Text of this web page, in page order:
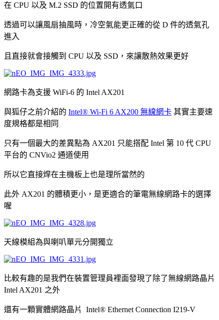
在 CPU 以及 M.2 SSD 的位置開有透氣口
透過可以讓風扇抽風時，冷空氣能更正確的從 D 件的透氣孔
進入
且直接就會接觸到 CPU 以及 SSD，來讓散熱效果更好
網路卡為支援 WiFi-6 的 Intel AX201
與狐仔之前介紹的 Intel® Wi-Fi 6 AX200 無線網卡 其實主要速
度規格都是相同
只有一個最大的差異點為 AX201 只能搭配 Intel 第 10 代 CPU
平台的 CNVio2 通道使用
所以它直接焊在主機板上也是理所當然的
此外 AX201 的體積更小，是更適合的筆電無線網路卡的選擇
喔
天線模組為與喇叭單元分開獨立
比較有趣的是我們在裝置管理員裡面發現了除了無線網路晶片
Intel AX201 之外
還有一顆實體網路晶片 Intel® Ethernet Connection I219-V